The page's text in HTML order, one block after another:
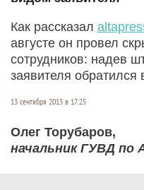
Как рассказал
августе он провел
сотрудников: надев
заявителя обратился
13 сентября 2013 в 17:25
Олег Торубаров,
начальник ГУВД по